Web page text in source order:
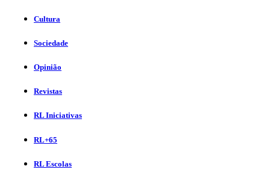
Cultura
Sociedade
Opinião
Revistas
RL Iniciativas
RL+65
RL Escolas